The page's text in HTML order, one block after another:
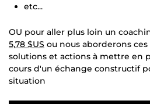
etc...
OU pour aller plus loin un
5,78 $US ou nous aborderons ces
solutions et actions à mettre en
cours d'un échange constructif
situation